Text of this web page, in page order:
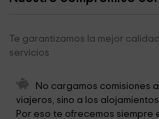
Ermita de Santo Tomé (ruinas)
Ermita De San Blas
Torre de Don Miguel, Sierra de
Ayuntamiento de Torre de Don
Te garantizamos la mejor
servicios
No cargamos comisiones
viajeros, sino a los
Por eso te ofrecemos siempre